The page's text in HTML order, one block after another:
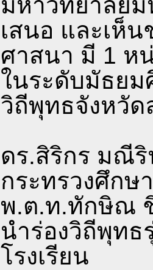
เสนอ และเห็
ศาสนา มี 1 ห
ในระดับมัธยม
วิถีพุทธจังหวัด
ดร.สิริกร มณี
กระทรวงศึกษ
พ.ต.ท.ทักษิณ ชิ
นำร่องวิถีพุทธ
โรงเรียน